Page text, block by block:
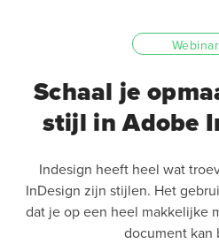
Schaal je
stijl in Adobe
Indesign heeft heel wat
InDesign zijn stijlen. Het
dat je op een heel makkelijke
document kan